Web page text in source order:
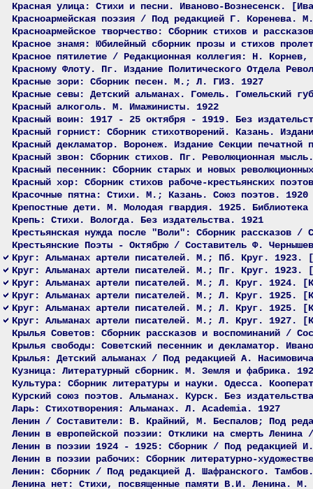
Красная улица: Стихи и песни. Иваново-Вознесенск.
Красноармейская поэзия / Под редакцией Г. Коренева.
Красноармейское творчество: Сборник стихов и
Красное знамя: Юбилейный сборник прозы и стихов
Красное пятилетие / Редакционная коллегия: Н.
Красному Флоту. Пг. Издание Политического Отдела
Красные зори: Сборник песен. М.; Л. ГИЗ. 1927
Красные севы: Детский альманах. Гомель. Гомельский
Красный алкоголь. М. Имажинисты. 1922
Красный воин: 1917 - 25 октября - 1919. Без
Красный горнист: Сборник стихотворений. Казань.
Красный декламатор. Воронеж. Издание Секции
Красный звон: Сборник стихов. Пг. Революционная
Красный песенник: Сборник старых и новых
Красный хор: Сборник стихов рабоче-крестьянских
Красочные пятна: Стихи. М.; Казань. Союз поэтов. 1920
Крепостные дети. М. Молодая гвардия. 1925.
Крепь: Стихи. Вологда. Без издательства. 1921
Крестьянская нужда после "Воли": Сборник
Крестьянские Поэты - Октябрю / Составитель Ф.
Круг: Альманах артели писателей. М.; Пб. Круг.
Круг: Альманах артели писателей. М.; Пг. Круг.
Круг: Альманах артели писателей. М.; Л. Круг. 1924.
Круг: Альманах артели писателей. М.; Л. Круг. 1925.
Круг: Альманах артели писателей. М.; Л. Круг. 1925.
Круг: Альманах артели писателей. М.; Л. Круг. 1927.
Крылья Советов: Сборник рассказов и воспоминаний /
Крылья свободы: Советский песенник и декламатор.
Крылья: Детский альманах / Под редакцией А.
Кузница: Литературный сборник. М. Земля и фабрика.
Культура: Сборник литературы и науки. Одесса.
Курский союз поэтов. Альманах. Курск. Без
Ларь: Стихотворения: Альманах. Л. Academia. 1927
Ленин / Составители: В. Крайний, М. Беспалов; Под
Ленин в европейской поэзии: Отклики на смерть
Ленин в поэзии 1924 - 1925: Сборник / Под редакцией
Ленин в поэзии рабочих: Сборник литературно-
Ленин: Сборник / Под редакцией Д. Шафранского.
Ленина нет: Стихи, посвященные памяти В.И. Ленина.